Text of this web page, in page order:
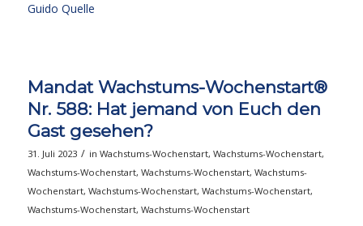
Guido Quelle
Mandat Wachstums-Wochenstart®
Nr. 588: Hat jemand von Euch den
Gast gesehen?
31. Juli 2023 / in Wachstums-Wochenstart, Wachstums-Wochenstart,
Wachstums-Wochenstart, Wachstums-Wochenstart, Wachstums-
Wochenstart, Wachstums-Wochenstart, Wachstums-Wochenstart,
Wachstums-Wochenstart, Wachstums-Wochenstart